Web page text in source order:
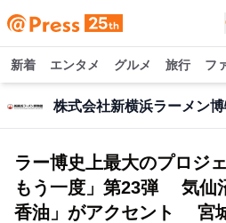
新着 エンタメ グルメ 旅行 フ
株式会社新横浜ラーメン
ラー博史上最大のプロジ
もう一度」第23弾 気仙
香油」がアクセント 宮